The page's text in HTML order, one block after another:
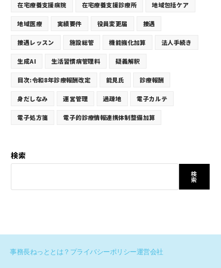
在宅療養支援病院 在宅療養支援診療所 地域包括ケア
地域医療 実績要件 役員変更届 接遇
接遇レッスン 施設総管 機能強化加算 法人手続き
生成AI 生活習慣病管理料 疑義解釈
目次:令和8年診療報酬改定 能見氏 診療報酬
身だしなみ 運営管理 過疎地 電子カルテ
電子処方箋 電子的診療情報連携体制整備加算
検索
検
索
事務長ねっととは？ プライバシーポリシー運営会社